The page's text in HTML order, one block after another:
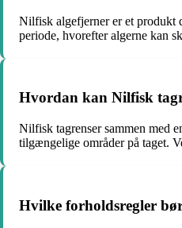
Nilfisk algefjerner er et produkt
periode, hvorefter algerne kan
Hvordan kan Nilfisk
Nilfisk tagrenser sammen med
tilgængelige områder på taget.
Hvilke forholdsregler